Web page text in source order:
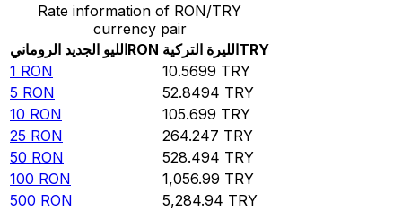
Rate information of RON/TRY
currency pair
الليو الجديد الرومانيRON الليرة التركيةTRY
1 RON 10.5699 TRY
5 RON 52.8494 TRY
10 RON 105.699 TRY
25 RON 264.247 TRY
50 RON 528.494 TRY
100 RON 1,056.99 TRY
500 RON 5,284.94 TRY